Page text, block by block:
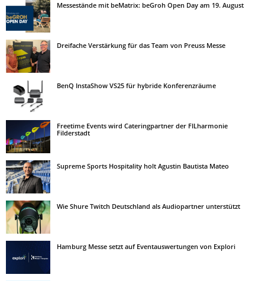
Messestände mit beMatrix: beGroh Open Day am 19. August
Dreifache Verstärkung für das Team von Preuss Messe
BenQ InstaShow VS25 für hybride Konferenzräume
Freetime Events wird Cateringpartner der FILharmonie
Filderstadt
Supreme Sports Hospitality holt Agustin Bautista Mateo
Wie Shure Twitch Deutschland als Audiopartner unterstützt
Hamburg Messe setzt auf Eventauswertungen von Explori